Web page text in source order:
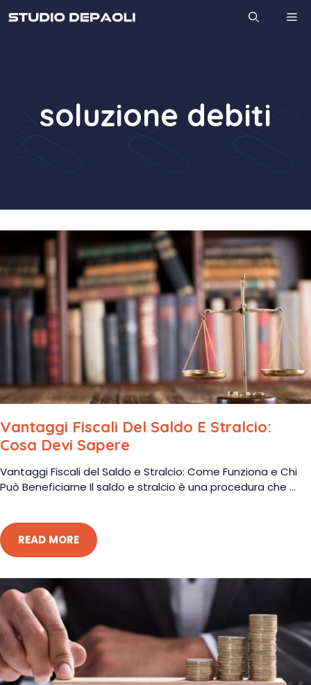
al
soluzione debiti
Vantaggi Fiscali Del Saldo E Stralcio:
Cosa Devi Sapere
Vantaggi Fiscali del Saldo e Stralcio: Come Funziona e Chi
Può Beneficiarne Il saldo e stralcio è una procedura che ...
READ MORE